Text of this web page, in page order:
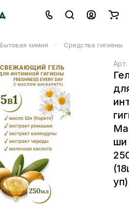
Бытовая химия – Средства гигиены
Арт.
ши
уп)